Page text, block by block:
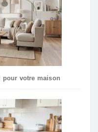
pour votre maison